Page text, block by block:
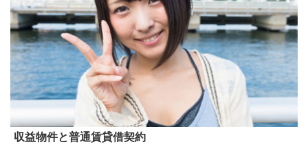
収益物件と普通賃貸借契約